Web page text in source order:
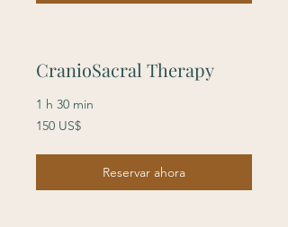
CranioSacral Therapy
1 h 30 min
150
dólares
150 US$
Reservar ahora